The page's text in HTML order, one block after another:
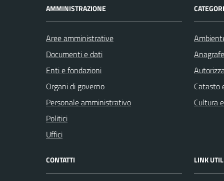
AMMINISTRAZIONE
Aree amministrative
Documenti e dati
Enti e fondazioni
Organi di governo
Personale amministrativo
Politici
Uffici
Catasto
Cultura
CONTATTI LINK